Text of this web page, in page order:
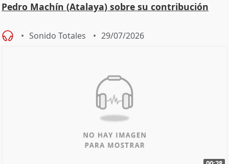
Pedro Machín (Atalaya) sobre su contribución
Sonido Totales 29/07/2026